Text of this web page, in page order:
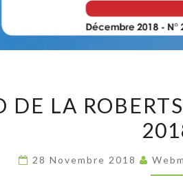
LA
DE LA
28 Novembre 2018